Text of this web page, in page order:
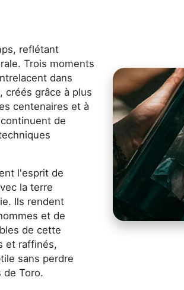
reflétant
Trois moments
dans
créés grâce à plus
centenaires et à
de
l'esprit de
la terre
Ils rendent
et de
de cette
et raffinés,
sans perdre
de Toro.